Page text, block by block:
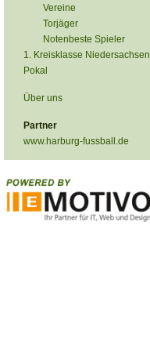
Vereine
Torjäger
Notenbeste Spieler
1. Kreisklasse Niedersachsen
Pokal
Über uns
Partner
www.harburg-fussball.de